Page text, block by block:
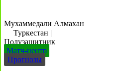
Мухаммедали Алмахан
Туркестан |
Полузащитник
Матч-центр
Прогнозы